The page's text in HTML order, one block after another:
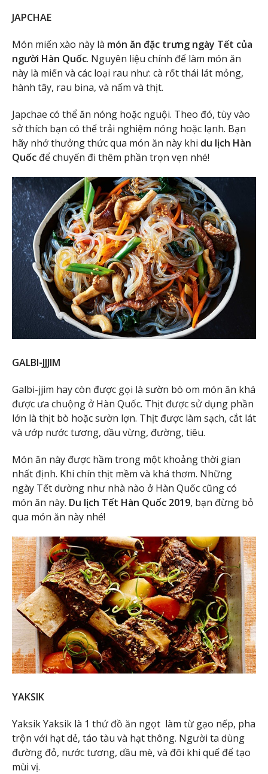
JAPCHAE
Món miến xào này là món ăn đặc trưng ngày Tết của
người Hàn Quốc. Nguyên liệu chính để làm món ăn
này là miến và các loại rau như: cà rốt thái lát mỏng,
hành tây, rau bina, và nấm và thịt.
Japchae có thể ăn nóng hoặc nguội. Theo đó, tùy vào
sở thích bạn có thể trải nghiệm nóng hoặc lạnh. Bạn
hãy nhớ thưởng thức qua món ăn này khi du lịch Hàn
Quốc để chuyến đi thêm phần trọn vẹn nhé!
GALBI-JJJIM
Galbi-jjim hay còn được gọi là sườn bò om món ăn khá
được ưa chuộng ở Hàn Quốc. Thịt được sử dụng phần
lớn là thịt bò hoặc sườn lợn. Thịt được làm sạch, cắt lát
và ướp nước tương, dầu vừng, đường, tiêu.
Món ăn này được hầm trong một khoảng thời gian
nhất định. Khi chín thịt mềm và khá thơm. Những
ngày Tết dường như nhà nào ở Hàn Quốc cũng có
món ăn này. Du lịch Tết Hàn Quốc 2019, bạn đừng bỏ
qua món ăn này nhé!
YAKSIK
Yaksik Yaksik là 1 thứ đồ ăn ngọt làm từ gạo nếp, pha
trộn với hạt dẻ, táo tàu và hạt thông. Người ta dùng
đường đỏ, nước tương, dầu mè, và đôi khi quế để tạo
mùi vị.